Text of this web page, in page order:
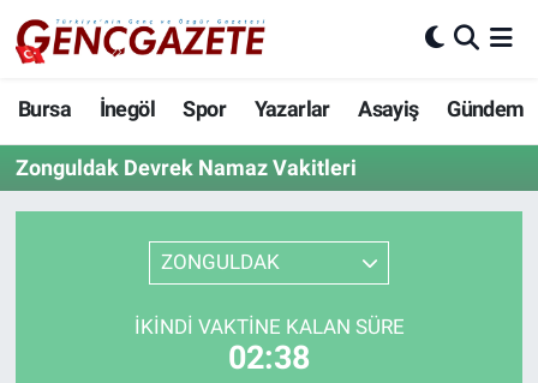
Bursa İnegöl Spor Yazarlar Asayiş Gündem
Zonguldak Devrek Namaz Vakitleri
ZONGULDAK
İKINDI VAKTINE KALAN SÜRE
02:37
Bursa
İnegöl
3.SAYFA
Nöbetçi Eczaneler
Hava Durumu
Trafik Durumu
Süper Lig Puan Durumu ve Fikstür
Tüm Manşetler